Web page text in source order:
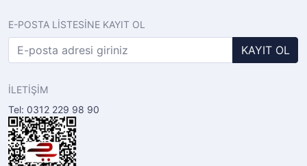
E-POSTA LİSTESİNE KAYIT OL
KAYIT OL
İLETİŞİM
Tel: 0312 229 98 90